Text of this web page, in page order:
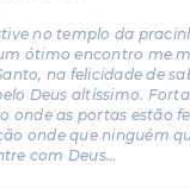
no templo da
ótimo encontro me
na felicidade de
Deus altíssimo.
onde as portas estão
onde que ninguém
com Deus…